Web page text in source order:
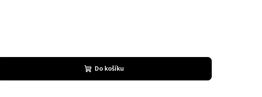
Do košíku